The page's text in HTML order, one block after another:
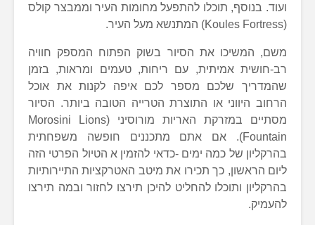
ועוד. בנוסף, תוכלו להתפעל מחומות העיר וממבצר קולס
(Koules Fortress) המתנשא מעל העיר.
משם, המשיכו את הסיור בשוק הפתוח המספק חוויה
רב-חושית אמיתית, עם ריחות, טעמים ומראות, בזמן
שהמדריך שלכם מספר לכם איפה לקנות את אוכל
הרחוב היווני או התוצרת הטרייה הטובה ביותר. הסיור
מסתיים במזרקת האריות מורוסיני (Morosini Lions
Fountain). אם אתם מתכננים חופשה משפחתית
בהרקליון של כמה ימים -כדאי להזמין א הטיול הפרטי הזה
ליום הראשון, כך תכירו את מיטב האטרקציות התיירותיות
בהרקליון ותוכלו להחליט להיכן תירצו לחזור ובמה תירצו
להעמיק.